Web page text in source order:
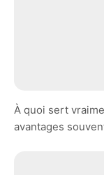
À quoi sert
avantages